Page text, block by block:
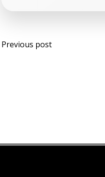
Post
Previous post